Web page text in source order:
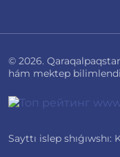
© 2026.
hám mektep
Sayttı islep shıǵıwshı: